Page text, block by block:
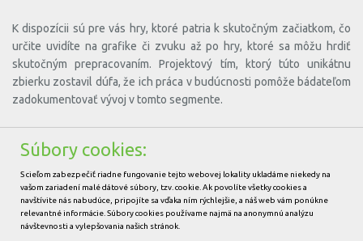
K dispozícii sú pre vás hry, ktoré patria k skutočným začiatkom, čo
určite uvidíte na grafike či zvuku až po hry, ktoré sa môžu hrdiť
skutočným prepracovaním. Projektový tím, ktorý túto unikátnu
zbierku zostavil dúfa, že ich práca v budúcnosti pomôže bádateľom
zadokumentovať vývoj v tomto segmente.
túto stránku. Počkáte, kým sa zobrazia stovky hier, ktoré určite
poznáte, kliknete na tú „vašu“ a zábave, spojenej s prípadnými
spomienkami na toto obdobie, už nič nestojí v ceste.
Autor:Michal Paška
Súbory cookies:
S cieľom zabezpečiť riadne fungovanie tejto webovej lokality ukladáme niekedy na
vašom zariadení malé dátové súbory, tzv. cookie. Ak povolíte všetky cookies a
navštívite nás nabudúce, pripojíte sa vďaka ním rýchlejšie, a náš web vám ponúkne
relevantné informácie. Súbory cookies používame najmä na anonymnú analýzu
návštevnosti a vylepšovania našich stránok.